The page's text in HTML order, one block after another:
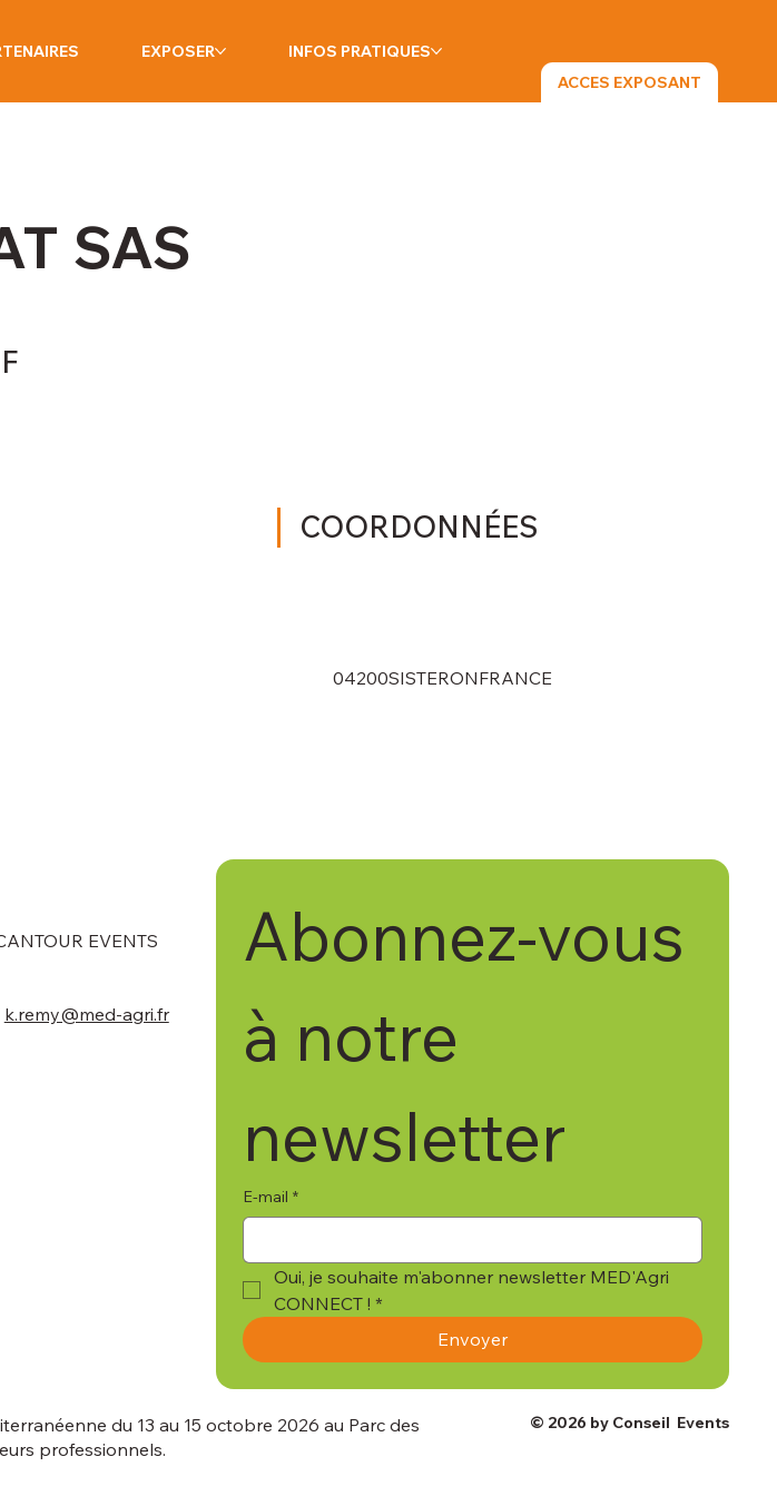
EXPOSER
INFOS PRATIQUES
ACCES EXPOSANT
COORDONNÉES
04200SISTERONFRANCE
SAS
du 13 au 15 octobre 2026 au Parc des
professionnels.
EVENTS
k.remy@med-agri.fr
Abonnez-vous
à notre
newsletter
E-mail *
Oui, je souhaite m'abonner newsletter MED'Agri
CONNECT ! *
Envoyer
© 2026 by Conseil Events